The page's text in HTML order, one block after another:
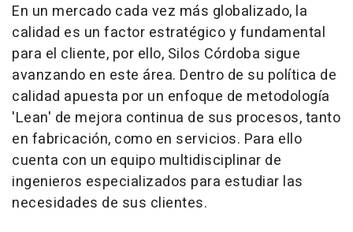
En un mercado cada vez más globalizado, la
calidad es un factor estratégico y fundamental
para el cliente, por ello, Silos Córdoba sigue
avanzando en este área. Dentro de su política de
calidad apuesta por un enfoque de metodología
'Lean' de mejora continua de sus procesos, tanto
en fabricación, como en servicios. Para ello
cuenta con un equipo multidisciplinar de
ingenieros especializados para estudiar las
necesidades de sus clientes.